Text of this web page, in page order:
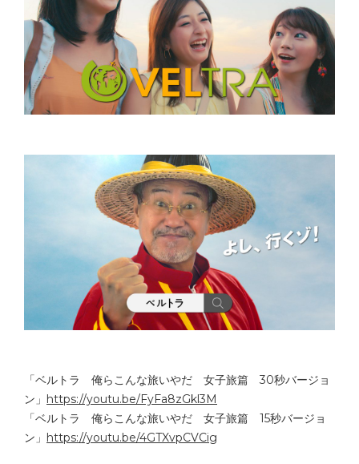
「ベルトラ 俺らこんな旅いやだ 女子旅篇 30秒バージョ
ン」 https://youtu.be/FyFa8zGkl3M
「ベルトラ 俺らこんな旅いやだ 女子旅篇 15秒バージョ
ン」 https://youtu.be/4GTXvpCVCig